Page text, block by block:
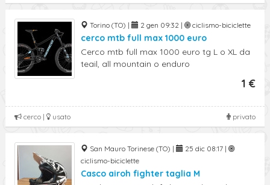
Torino (TO) | 2 gen 09:32 | ciclismo-biciclette
cerco mtb full max 1000 euro
Cerco mtb full max 1000 euro tg L o XL da
teail, all mountain o enduro
1 €
privato
cerco | usato
San Mauro Torinese (TO) |
25 dic 08:17 |
ciclismo-biciclette
Casco airoh fighter taglia M